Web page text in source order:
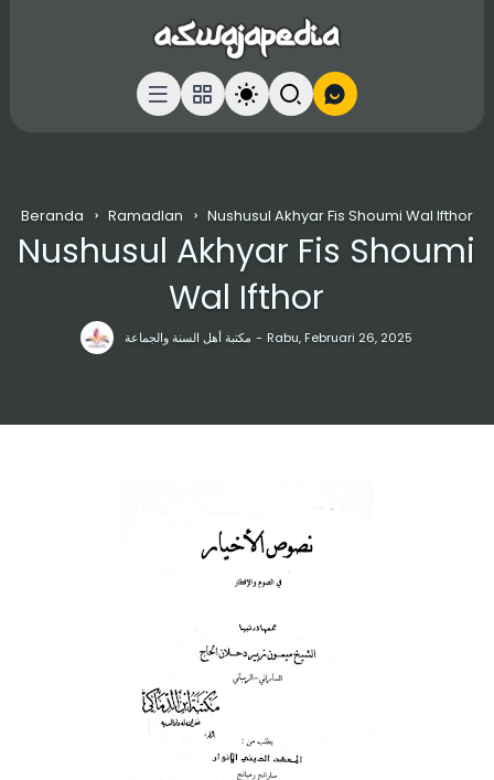
Beranda Ramadlan Nushusul Akhyar Fis Shoumi Wal Ifthor
مكتبة أهل السنة والجماعة Rabu, Februari 26, 2025
Nushusul Akhyar Fis Shoumi
Wal Ifthor